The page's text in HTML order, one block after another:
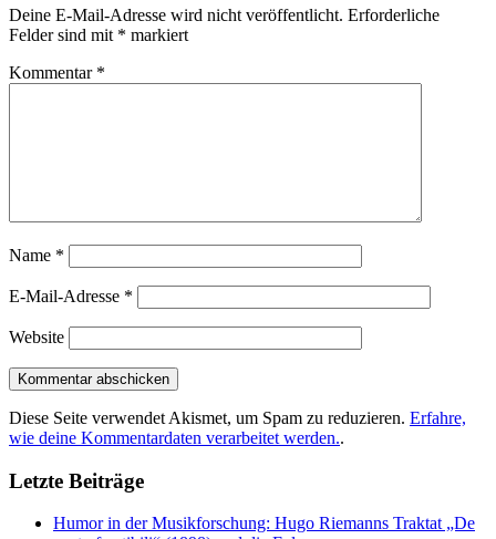
Deine E-Mail-Adresse wird nicht veröffentlicht. Erforderliche
Felder sind mit * markiert
Kommentar *
Name *
E-Mail-Adresse *
Website
Diese Seite verwendet Akismet, um Spam zu reduzieren. Erfahre,
wie deine Kommentardaten verarbeitet werden..
Letzte Beiträge
Humor in der Musikforschung: Hugo Riemanns Traktat „De